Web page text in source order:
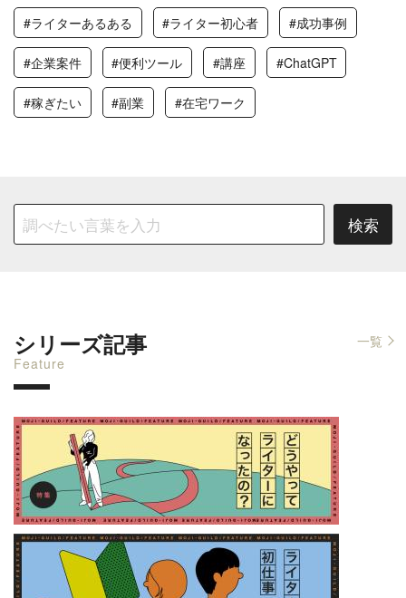
#ライターあるある #ライター初心者 #成功事例
#企業案件 #便利ツール #講座 #ChatGPT
#稼ぎたい #副業 #在宅ワーク
シリーズ記事
Feature
一覧